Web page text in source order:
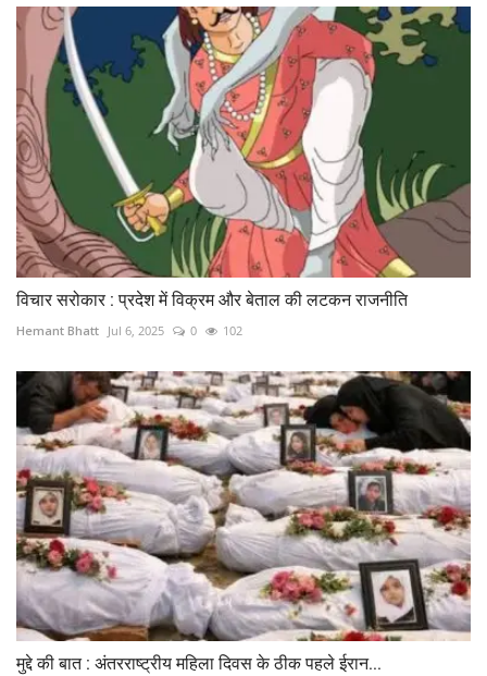
विचार सरोकार : प्रदेश में विक्रम और बेताल की लटकन राजनीति
Hemant Bhatt Jul 6, 2025 0 102
मुद्दे की बात : अंतरराष्ट्रीय महिला दिवस के ठीक पहले ईरान...